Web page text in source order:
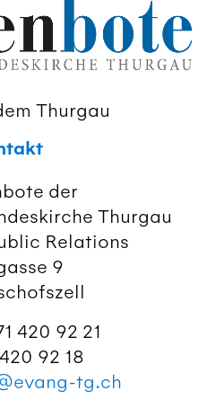
Thurgau
der
Thurgau
Relations
9
420 92 21
92 18
tg.ch